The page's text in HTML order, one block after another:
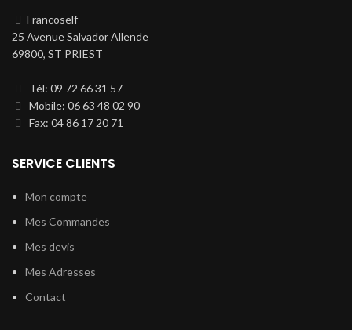
Francoself
25 Avenue Salvador Allende
69800, ST PRIEST
Tél: 09 72 66 31 57
Mobile: 06 63 48 02 90
Fax: 04 86 17 20 71
SERVICE CLIENTS
Mon compte
Mes Commandes
Mes devis
Mes Adresses
Contact